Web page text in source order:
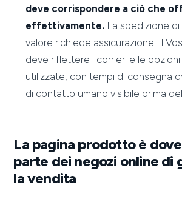
deve corrispondere a ciò che
effettivamente. La spedizione
valore richiede assicurazione. Il
deve riflettere i corrieri e le
utilizzate, con tempi di consegna
di contatto umano visibile prima
La pagina prodotto è
parte dei negozi online di
la vendita